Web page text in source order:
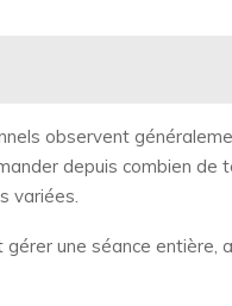
observent
depuis combien de
variées.
une séance entière,